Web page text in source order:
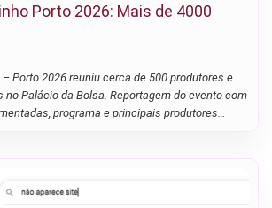
Porto 2026: Mais de 4000
Porto 2026 reuniu cerca de 500 produtores e
no Palácio da Bolsa. Reportagem do evento com
programa e principais produtores